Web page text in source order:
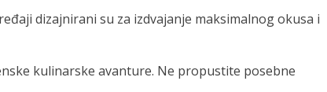
dizajnirani su za izdvajanje maksimalnog okusa i
kulinarske avanture. Ne propustite posebne